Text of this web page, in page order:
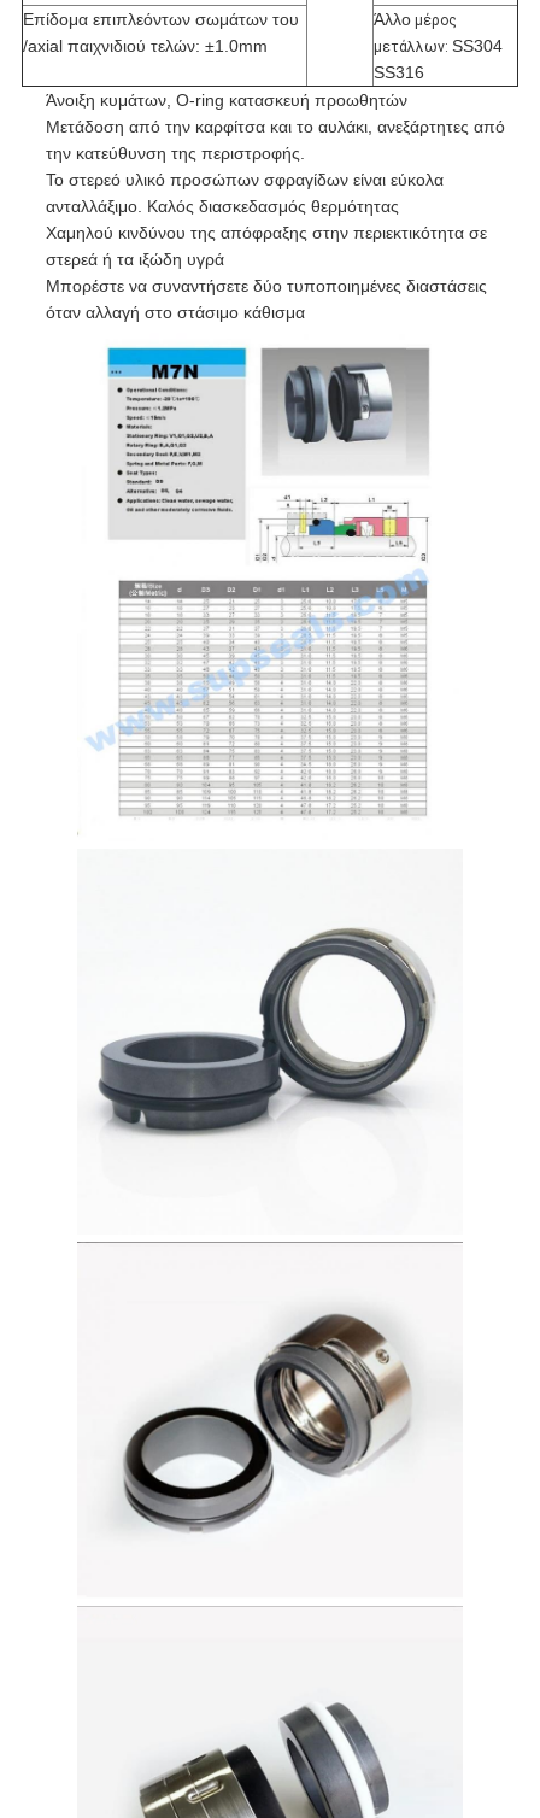
Επίδομα επιπλεόντων σωμάτων του
/axial παιχνιδιού τελών: ±1.0mm
Άλλομέρος
μετάλλων: SS304
SS316
Άνοιξη κυμάτων, O-ring κατασκευή προωθητών
Μετάδοση από την καρφίτσα και το αυλάκι, ανεξάρτητες από
την κατεύθυνση της περιστροφής.
Το στερεό υλικό προσώπων σφραγίδων είναι εύκολα
ανταλλάξιμο. Καλός διασκεδασμός θερμότητας
Χαμηλού κινδύνου της απόφραξης στην περιεκτικότητα σε
στερεά ή τα ιξώδη υγρά
Μπορέστε να συναντήσετε δύο τυποποιημένες διαστάσεις
όταν αλλαγή στο στάσιμο κάθισμα